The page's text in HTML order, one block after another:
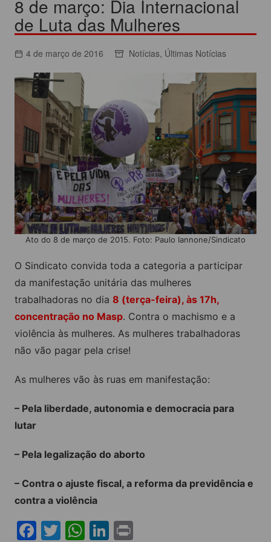
8 de março: Dia Internacional
de Luta das Mulheres
4 de março de 2016 Notícias, Últimas Notícias
Ato do 8 de março de 2015. Foto: Paulo Iannone/Sindicato
O Sindicato convida toda a categoria a participar
da manifestação unitária das mulheres
trabalhadoras no dia 8 (terça-feira), às 17h,
concentração no Masp. Contra o machismo e a
violência às mulheres. As mulheres trabalhadoras
não vão pagar pela crise!
As mulheres vão às ruas em manifestação:
– Pela liberdade, autonomia e democracia para
lutar
– Pela legalização do aborto
– Contra o ajuste fiscal, a reforma da previdência e
contra a violência
F T W Li Pr